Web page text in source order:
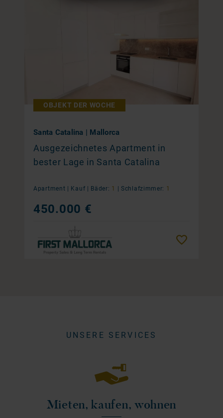
OBJEKT DER WOCHE
Santa Catalina | Mallorca
Ausgezeichnetes Apartment in
bester Lage in Santa Catalina
Apartment | Kauf Bäder: 1 Schlafzimmer: 1
450.000 €
UNSERE SERVICES
Mieten, kaufen, wohnen